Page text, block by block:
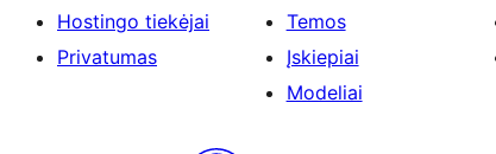
Hostingo tiekėjai
Privatumas
Temos
Įskiepiai
Modeliai